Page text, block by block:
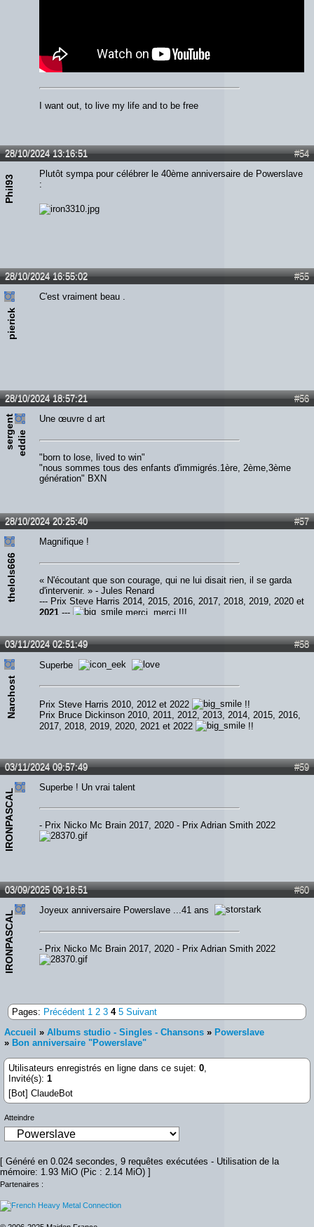
I want out, to live my life and to be free
#54
28/10/2024 13:16:51
Phil93
Plutôt sympa pour célébrer le 40ème anniversaire de Powerslave
:
#55
28/10/2024 16:55:02
pierick
C'est vraiment beau .
#56
28/10/2024 18:57:21
s
e
rg
e
n
t
e
d
d
ie
Une œuvre d art
"born to lose, lived to win"
"nous sommes tous des enfants d'immigrés.1ère, 2ème,3ème
génération" BXN
#57
28/10/2024 20:25:40
thelols666
Magnifique !
« N'écoutant que son courage, qui ne lui disait rien, il se garda
d'intervenir. » - Jules Renard
--- Prix Steve Harris 2014, 2015, 2016, 2017, 2018, 2019, 2020 et
2021 --- merci, merci !!!
#58
03/11/2024 02:51:49
Narchost
Superbe
Prix Steve Harris 2010, 2012 et 2022
!!
Prix Bruce Dickinson 2010, 2011, 2012, 2013, 2014, 2015, 2016,
2017, 2018, 2019, 2020, 2021 et 2022
!!
#59
03/11/2024 09:57:49
IRONPASCAL
Superbe ! Un vrai talent
- Prix Nicko Mc Brain 2017, 2020 - Prix Adrian Smith 2022
#60
03/09/2025 09:18:51
IRONPASCAL Joyeux anniversaire Powerslave ...41 ans
- Prix Nicko Mc Brain 2017, 2020 - Prix Adrian Smith 2022
Pages: Précédent 1 2 3 4 5 Suivant
Accueil » Albums studio - Singles - Chansons » Powerslave
» Bon anniversaire "Powerslave"
Utilisateurs enregistrés en ligne dans ce sujet: 0,
Invité(s): 1
[Bot] ClaudeBot
Atteindre
[ Généré en 0.024 secondes, 9 requêtes exécutées - Utilisation de la
mémoire: 1.93 MiO (Pic : 2.14 MiO) ]
Partenaires :